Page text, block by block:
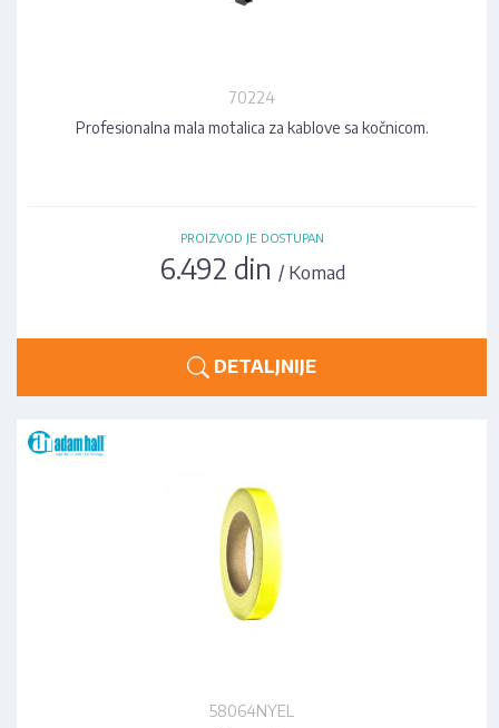
70224
Profesionalna mala motalica za kablove sa kočnicom.
PROIZVOD JE DOSTUPAN
6.492 din / Komad
DETALJNIJE
58064NYEL